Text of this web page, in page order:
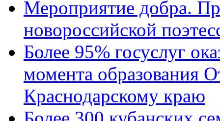
Мероприятие добра.
новороссийской
Более 95% госуслуг
момента образования
Краснодарскому краю